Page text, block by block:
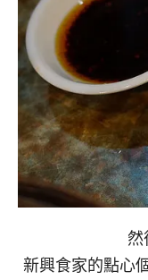
然
新興食家的點心